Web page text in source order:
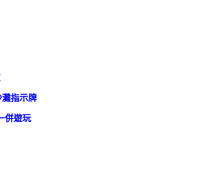
指示牌
併遊玩